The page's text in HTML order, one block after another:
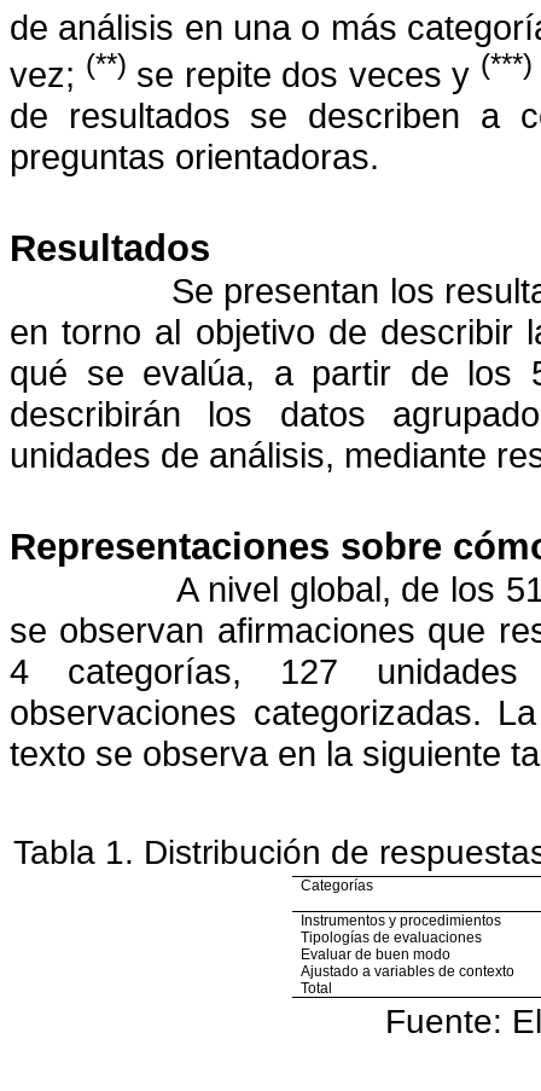
de análisis en una o más
vez; (**) se repite dos veces y (***)
de resultados se describen a
preguntas orientadoras.
Resultados
Se presentan los
en torno al objetivo de describir
qué se evalúa, a partir de los
describirán los datos
unidades de análisis, mediante
Representaciones sobre
A nivel global, de los
se observan afirmaciones que
4 categorías, 127
observaciones categorizadas.
texto se observa en la siguiente
Tabla 1. Distribución de
Categorías
Instrumentos y procedimientos
Tipologías de evaluaciones
Evaluar de buen modo
Ajustado a variables de contexto
Total
Fuente: